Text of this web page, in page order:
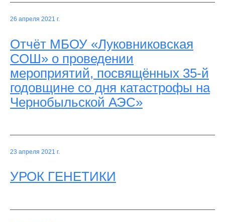
26 апреля 2021 г.
Отчёт МБОУ «Луковниковская
СОШ» о проведении
мероприятий, посвящённых 35-й
годовщине со дня катастрофы на
Чернобыльской АЭС»
23 апреля 2021 г.
УРОК ГЕНЕТИКИ